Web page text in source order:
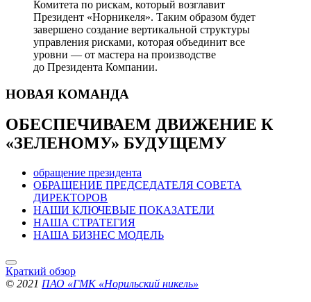
Комитета по рискам, который возглавит
Президент «Норникеля». Таким образом будет
завершено создание вертикальной структуры
управления рисками, которая объединит все
уровни — от мастера на производстве
до Президента Компании.
НОВАЯ КОМАНДА
ОБЕСПЕЧИВАЕМ ДВИЖЕНИЕ К
«ЗЕЛЕНОМУ» БУДУЩЕМУ
обращение президента
ОБРАЩЕНИЕ ПРЕДСЕДАТЕЛЯ СОВЕТА
ДИРЕКТОРОВ
НАШИ КЛЮЧЕВЫЕ ПОКАЗАТЕЛИ
НАША СТРАТЕГИЯ
НАША БИЗНЕС МОДЕЛЬ
Краткий обзор
© 2021 ПАО «ГМК «Норильский никель»